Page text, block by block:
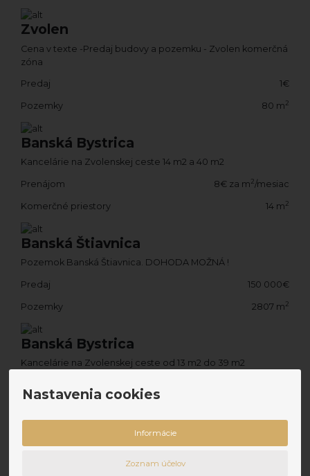
Zvolen
Cena v texte -Predaj budovy a pozemku - Zvolen komerčná
zóna
Predaj 1€
Pozemky 80 m2
Banská Bystrica
Kancelárie na Zvolenskej ceste 14 m2 a 40 m2
Prenájom 8€ za m2/mesiac
Komerčné priestory 14 m2
Banská Štiavnica
Pozemok Banská Štiavnica. DOHODA MOŽNÁ !
Predaj 150 000€
Pozemky 2807 m2
Banská Bystrica
Kancelárie na Zvolenskej ceste od 13 m2 do 39 m2
Banská Bystrica
Kancelárie Bakossová Banská Bystrica
Nastavenia cookies
Informácie
Zoznam účelov